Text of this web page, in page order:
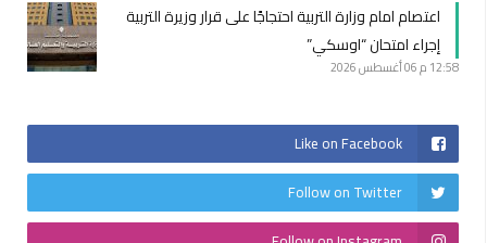
اعتصام امام وزارة التربية احتجاجًا على قرار وزيرة التربية
إجراء امتحان “اوسكي”
12:58 م 06 أغسطس 2026
Like on Facebook
Follow on Twitter